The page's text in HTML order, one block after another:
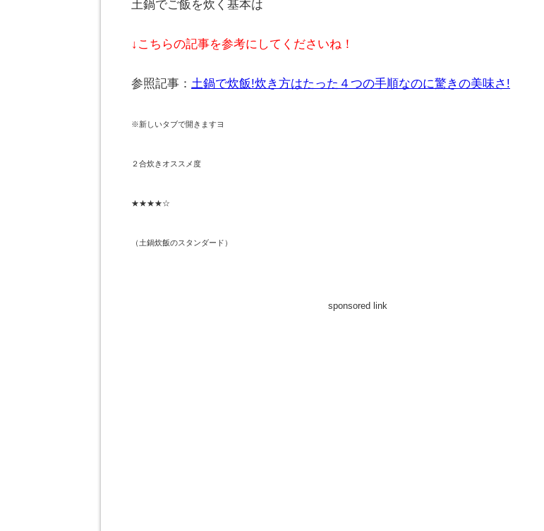
土鍋でご飯を炊く基本は
↓こちらの記事を参考にしてくださいね！
参照記事： 土鍋で炊飯!炊き方はたった４つの手順なのに驚きの美味さ!
※新しいタブで開きますヨ
２合炊きオススメ度
★★★★☆
（土鍋炊飯のスタンダード）
sponsored link